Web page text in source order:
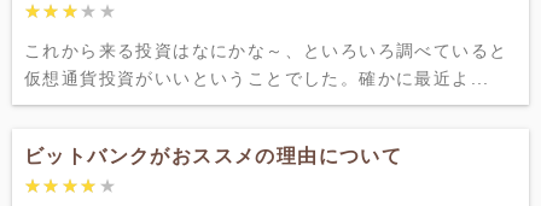
★★★★★
★★★★★
これから来る投資はなにかな～、といろいろ調べていると
仮想通貨投資がいいということでした。確かに最近よ...
ビットバンクがおススメの理由について
★★★★★
★★★★★